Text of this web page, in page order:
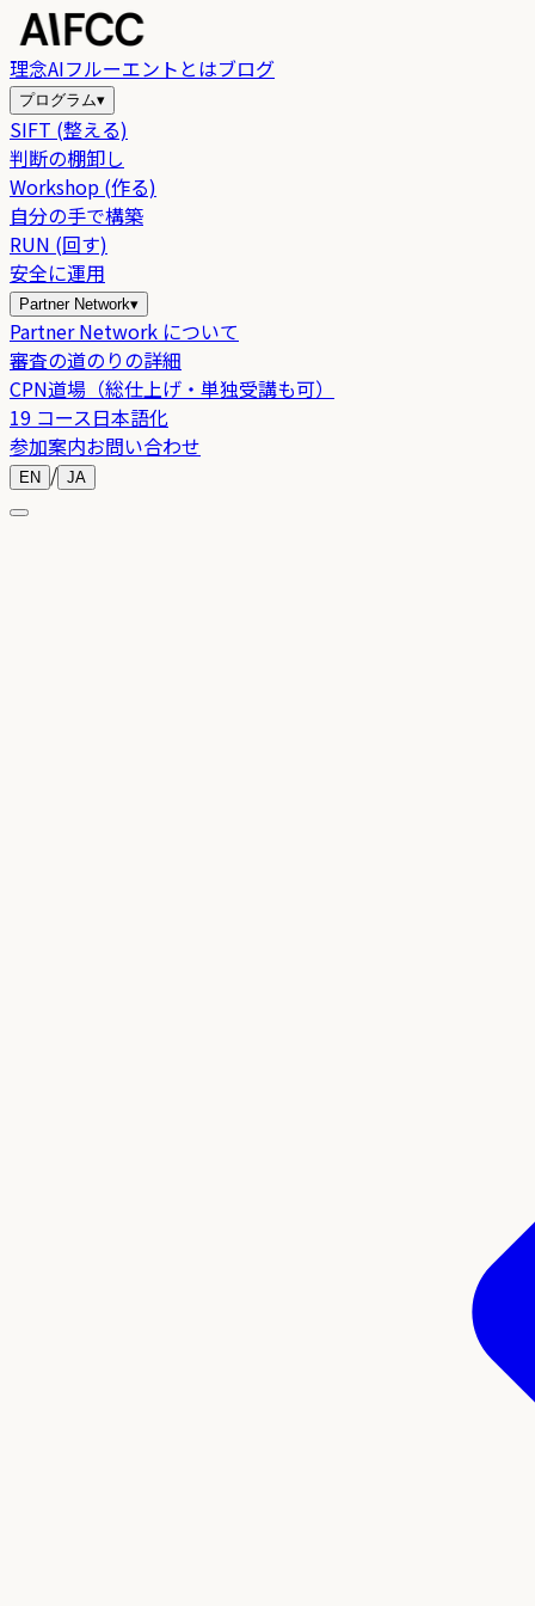
理念AIフルーエントとはブログ
プログラム▾
SIFT (整える)
判断の棚卸し
Workshop (作る)
自分の手で構築
RUN (回す)
安全に運用
Partner Network▾
Partner Network について
審査の道のりの詳細
CPN道場（総仕上げ・単独受講も可）
19 コース日本語化
参加案内お問い合わせ
EN / JA